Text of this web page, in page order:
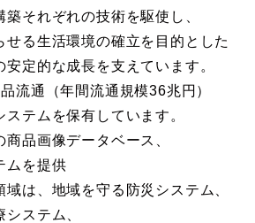
それぞれの技術を駆使し、
せる生活環境の確立を目的とした
安定的な成長を支えています。
流通（年間流通規模36兆円）
テムを保有しています。
品画像データベース、
ムを提供
域は、地域を守る防災システム、
ステム、